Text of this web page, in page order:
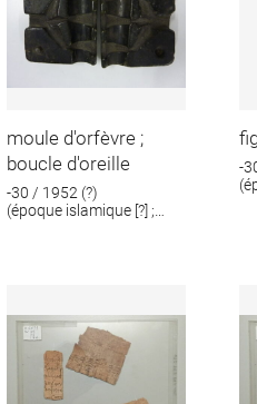
moule d'orfèvre ;
boucle d'oreille
-30 / 1952 (?)
(époque islamique [?] ;
-